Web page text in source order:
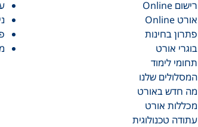
רישום Online
אורט Online
פתרון בחינות
בוגרי אורט
תחומי לימוד
המסלולים שלנו
מה חדש באורט
מכללות אורט
עתודה טכנולוגית